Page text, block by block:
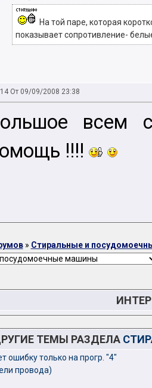
На той паре, которая
показывает сопротивление-
От 09/09/2008 23:38
всем
!!!!
» Стиральные и
ТЕМЫ РАЗДЕЛА
ошибку только на прогр. "4"
провода)